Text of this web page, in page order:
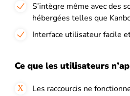
S’intègre même avec des
hébergées telles que
Interface utilisateur facile
Ce que les utilisateurs
Les raccourcis ne